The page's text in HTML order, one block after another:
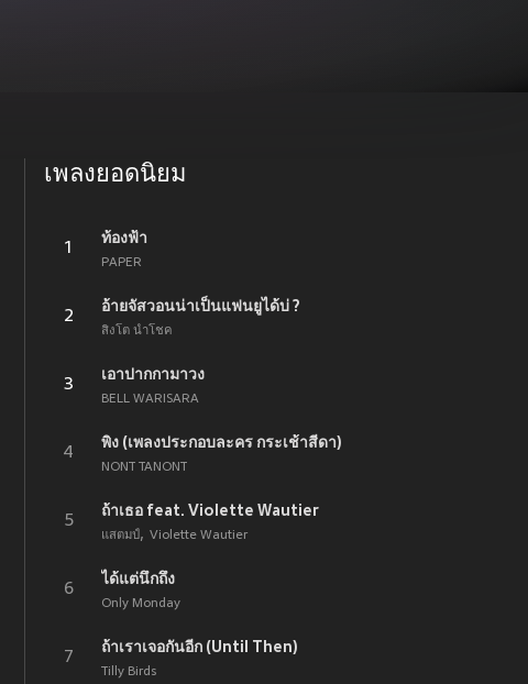
เพลงยอดนิยม
1
ท้องฟ้า
PAPER
2
อ้ายจัสวอนน่าเป็นแฟนยูได้บ่ ?
สิงโต นำโชค
3
เอาปากกามาวง
BELL WARISARA
4
พิง (เพลงประกอบละคร กระเช้าสีดา)
NONT TANONT
5
ถ้าเธอ feat. Violette Wautier
แสตมป์ Violette Wautier
6
ได้แต่นึกถึง
Only Monday
7
ถ้าเราเจอกันอีก (Until Then)
Tilly Birds